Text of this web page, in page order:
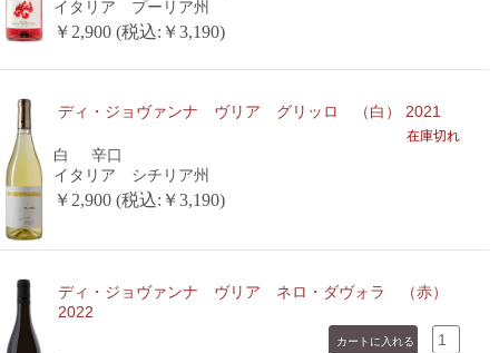
イタリア プーリア州
￥2,900 (税込:￥3,190)
ディ・ジョヴァンナ ヴリア グリッロ （白） 2021
在庫切れ
白
辛口
イタリア シチリア州
￥2,900 (税込:￥3,190)
ディ・ジョヴァンナ ヴリア ネロ・ダヴォラ （赤）
2022